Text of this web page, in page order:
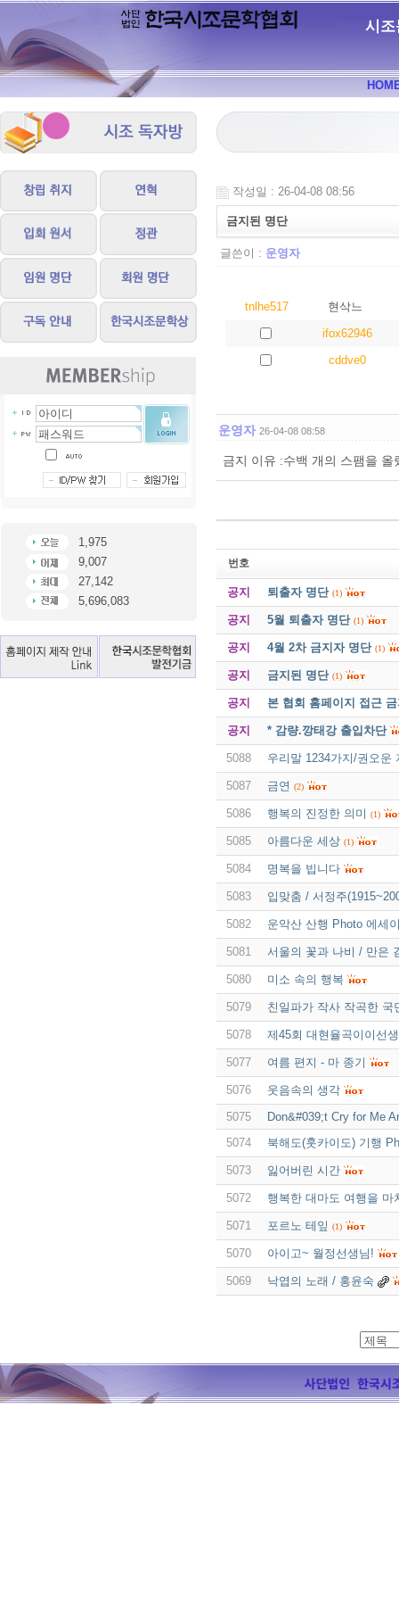
시조
1,975
9,007
27,142
5,696,083
작성일 : 26-04-08 08:56
금지된 명단
글쓴이 : 운영자
tnlhe517
현삭느
ifox62946
cddve0
운영자 26-04-08 08:58
금지 이유 :수백 개의 스팸을 올
번호
공지 퇴출자 명단 (1)
공지 5월 퇴출자 명단 (1)
공지 4월 2차 금지자 명단 (1)
공지 금지된 명단 (1)
공지 본 협회 홈페이지 접근
공지 * 감량.깡태강 출입차단
5088 우리말 1234가지/권오운
5087 금연 (2)
5086 행복의 진정한 의미 (1)
5085 아름다운 세상 (1)
5084 명복을 빕니다
5083 입맞춤 / 서정주
5082 운악산 산행 Photo 에세
5081 서울의 꽃과 나비 / 만은
5080 미소 속의 행복
5079 친일파가 작사 작곡한 국
5078 제45회 대현율곡이이선
5077 여름 편지 - 마 종기
5076
웃음속의 생각
5075
Don&#039;t Cry for Me
5074
북해도(훗카이도) 기행
5073 잃어버린 시간
5072 행복한 대마도 여행을 마
5071 포르노 테잎 (1)
5070 아이고~ 월정선생님!
5069 낙엽의 노래 / 홍윤숙